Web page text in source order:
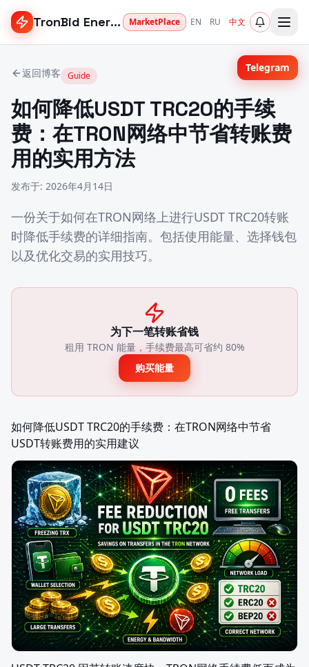
TronBid Energy MarketPlace EN RU 中文
返回博客 Guide
如何降低USDT TRC20的手续
费：在TRON网络中节省转账费
用的实用方法
发布于: 2026年4月14日
一份关于如何在TRON网络上进行USDT TRC20转账
时降低手续费的详细指南。包括使用能量、选择钱包
以及优化交易的实用技巧。
为下一笔转账省钱
租用 TRON 能量，手续费最高可省约 80%
购买能量
如何降低USDT TRC20的手续费：在TRON网络中节省
USDT转账费用的实用建议
Telegram